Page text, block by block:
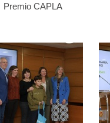
Premio CAPLA